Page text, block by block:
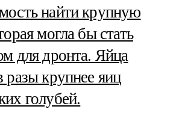
найти крупную
могла бы стать
для дронта. Яйца
разы крупнее яиц
голубей.